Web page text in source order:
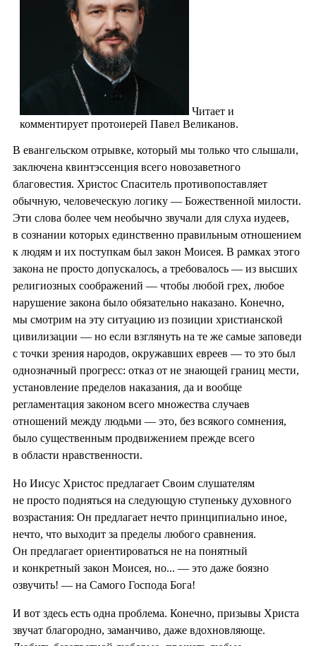
Читает и
комментирует протоиерей Павел Великанов.
В евангельском отрывке, который мы только что слышали,
заключена квинтэссенция всего новозаветного
благовестия. Христос Спаситель противопоставляет
обычную, человеческую логику — Божественной милости.
Эти слова более чем необычно звучали для слуха иудеев,
в сознании которых единственно правильным отношением
к людям и их поступкам был закон Моисея. В рамках этого
закона не просто допускалось, а требовалось — из высших
религиозных соображений — чтобы любой грех, любое
нарушение закона было обязательно наказано. Конечно,
мы смотрим на эту ситуацию из позиции христианской
цивилизации — но если взглянуть на те же самые заповеди
с точки зрения народов, окружавших евреев — то это был
однозначный прогресс: отказ от не знающей границ мести,
установление пределов наказания, да и вообще
регламентация законом всего множества случаев
отношений между людьми — это, без всякого сомнения,
было существенным продвижением прежде всего
в области нравственности.
Но Иисус Христос предлагает Своим слушателям
не просто подняться на следующую ступеньку духовного
возрастания: Он предлагает нечто принципиально иное,
нечто, что выходит за пределы любого сравнения.
Он предлагает ориентироваться не на понятный
и конкретный закон Моисея, но... — это даже боязно
озвучить! — на Самого Господа Бога!
И вот здесь есть одна проблема. Конечно, призывы Христа
звучат благородно, заманчиво, даже вдохновляюще.